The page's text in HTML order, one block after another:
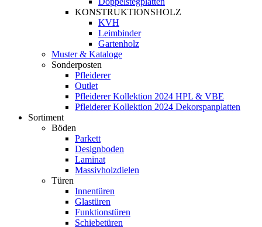
KONSTRUKTIONSHOLZ
KVH
Leimbinder
Gartenholz
Muster & Kataloge
Sonderposten
Pfleiderer
Outlet
Pfleiderer Kollektion 2024 HPL & VBE
Pfleiderer Kollektion 2024 Dekorspanplatten
Sortiment
Böden
Parkett
Designboden
Laminat
Massivholzdielen
Türen
Innentüren
Glastüren
Funktionstüren
Schiebetüren